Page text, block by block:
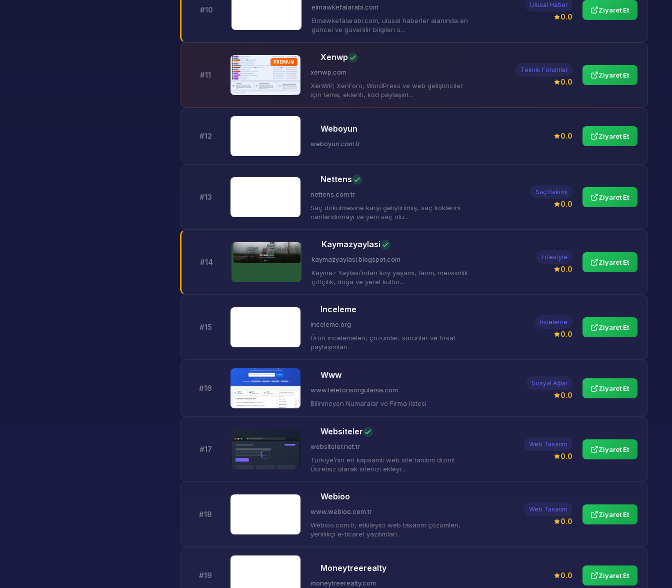
#10
elmawkefalarabi.com
Elmawkefalarabi.com, ulusal haberler alanında en
güncel ve güvenilir bilgileri s...
Ulusal Haber
0.0
Ziyaret Et
#11
PREMIUM Xenwp
xenwp.com
XenWP; XenForo, WordPress ve web geliştiriciler
için tema, eklenti, kod paylaşım...
Teknik Forumlar
0.0
Ziyaret Et
#12
Weboyun
weboyun.com.tr
0.0 Ziyaret Et
#13
Nettens
nettens.com.tr
Saç dökülmesine karşı geliştirilmiş, saç köklerini
canlandırmayı ve yeni saç olu...
Saç Bakımı
0.0
Ziyaret Et
#14
Kaymazyaylasi
kaymazyaylasi.blogspot.com
Kaymaz Yaylası’ndan köy yaşamı, tarım, mevsimlik
çiftçilik, doğa ve yerel kültür...
Lifestyle
0.0
Ziyaret Et
#15
Inceleme
inceleme.org
Ürün incelemeleri, çözümler, sorunlar ve fırsat
paylaşımları.
İnceleme
0.0
Ziyaret Et
#16
Www
www.telefonsorgulama.com
Bilinmeyen Numaralar ve Firma listesi
Sosyal Ağlar
0.0
Ziyaret Et
#17
Websiteler
websiteler.net.tr
Türkiye’nin en kapsamlı web site tanıtım dizini!
Ücretsiz olarak sitenizi ekleyi...
Web Tasarım
0.0
Ziyaret Et
#18
Webioo
www.webioo.com.tr
Webioo.com.tr, etkileyici web tasarım çözümleri,
yenilikçi e-ticaret yazılımları...
Web Tasarım
0.0
Ziyaret Et
#19
Moneytreerealty
moneytreerealty.com
0.0 Ziyaret Et